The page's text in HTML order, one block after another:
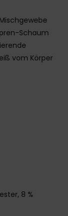
Schaum
vom Körper
8 %